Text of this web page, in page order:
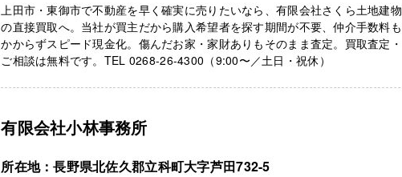
上田市・東御市で不動産を早く確実に売りたいなら、有限会社さくら土地建物
の直接買取へ。当社が買主だから購入希望者を探す期間が不要、仲介手数料も
かからずスピード現金化。傷んだお家・家財ありもそのまま査定。買取査定・
ご相談は無料です。TEL 0268-26-4300（9:00〜／土日・祝休）
有限会社小林事務所
所在地：長野県北佐久郡立科町大字芦田732-5